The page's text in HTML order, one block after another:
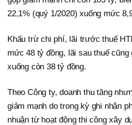
22,1% (quý 1/2020) xuống mức
Khấu trừ chi phí, lãi trước thuế
mức 48 tỷ đồng, lãi sau thuế
xuống còn 38 tỷ đồng.
Theo Công ty, doanh thu tăng
giảm mạnh do trong kỳ ghi nhận
nhuận từ hoạt động thi công xây